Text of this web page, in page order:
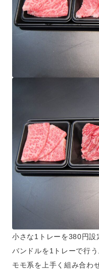
小さな1トレーを380円設
バンドルを1トレーで行
モモ系を上手く組み合わ